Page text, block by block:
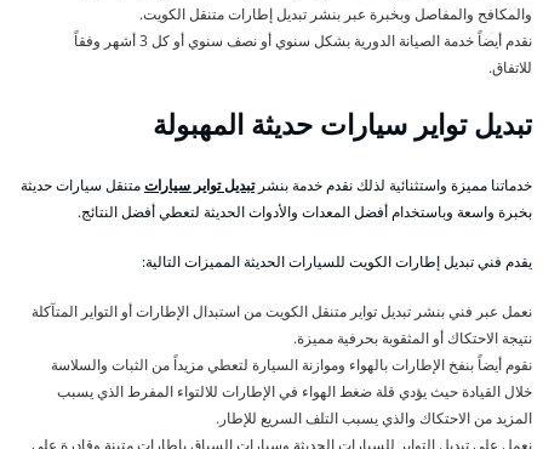
والمكافح والمفاصل وبخبرة عبر بنشر تبديل إطارات متنقل الكويت.
نقدم أيضاً خدمة الصيانة الدورية بشكل سنوي أو نصف سنوي أو كل 3 أشهر وفقاً
للاتفاق.
تبديل تواير سيارات حديثة المهبولة
خدماتنا مميزة واستثنائية لذلك نقدم خدمة بنشرتبديل تواير سياراتمتنقل سيارات حديثة
بخبرة واسعة وباستخدام أفضل المعدات والأدوات الحديثة لتعطي أفضل النتائج.
يقدم فني تبديل إطارات الكويت للسيارات الحديثة المميزات التالية:
نعمل عبر فني بنشر تبديل تواير متنقل الكويت من استبدال الإطارات أو التواير المتآكلة
نتيجة الاحتكاك أو المثقوبة بحرفية مميزة.
نقوم أيضاً بنفخ الإطارات بالهواء وموازنة السيارة لتعطي مزيداً من الثبات والسلاسة
خلال القيادة حيث يؤدي قلة ضغط الهواء في الإطارات للالتواء المفرط الذي يسبب
المزيد من الاحتكاك والذي يسبب التلف السريع للإطار.